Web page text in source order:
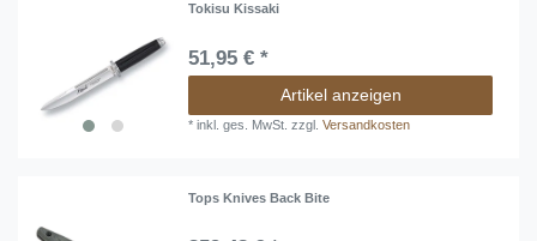
Tokisu Kissaki
51,95 € *
Artikel anzeigen
*inkl. ges. MwSt. zzgl.Versandkosten
Tops Knives Back Bite